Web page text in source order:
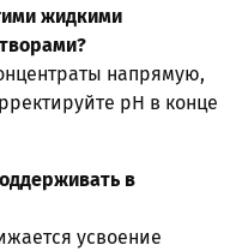
жидкими
напрямую,
pH в конце
в
усвоение